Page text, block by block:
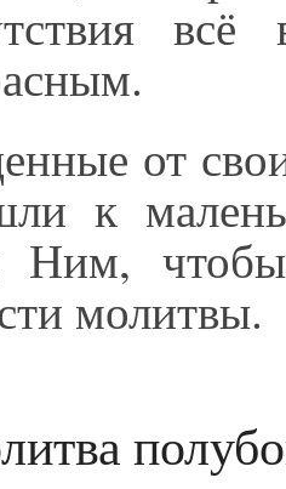
всё
от
к
Ним,
молитвы.